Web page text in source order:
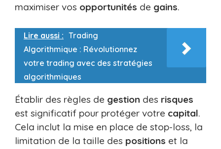
maximiser vos opportunités de gains.
Lire aussi : Trading
Algorithmique : Révolutionnez
votre trading avec des stratégies
algorithmiques
Établir des règles de gestion des risques
est significatif pour protéger votre capital.
Cela inclut la mise en place de stop-loss, la
limitation de la taille des positions et la